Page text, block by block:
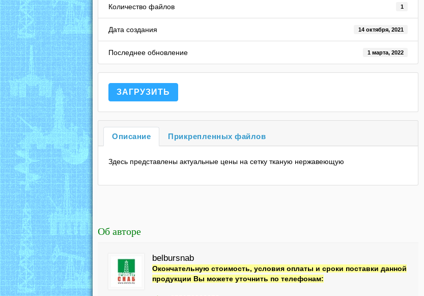
Количество файлов 1
Дата создания 14 октября, 2021
Последнее обновление 1 марта, 2022
ЗАГРУЗИТЬ
Описание Прикрепленных файлов
Здесь представлены актуальные цены на сетку тканую нержавеющую
Об авторе
belbursnab
Окончательную стоимость, условия оплаты и сроки поставки данной
продукции Вы можете уточнить по телефонам: